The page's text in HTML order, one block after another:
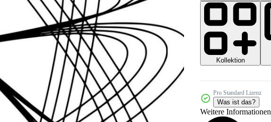
Kollektion
Pro Standard Lizenz
Was ist das?
Weitere Informationen